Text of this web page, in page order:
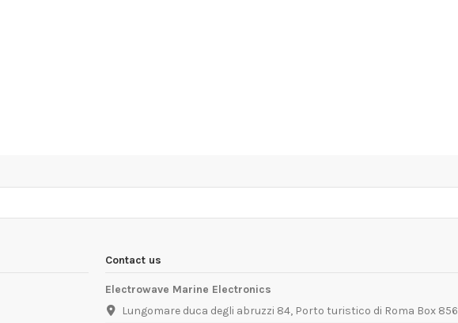
Contact us
Electrowave Marine Electronics
Lungomare duca degli abruzzi 84, Porto turistico di Roma Box 856